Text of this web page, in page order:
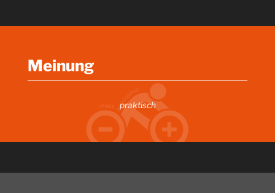
Meinung
praktisch